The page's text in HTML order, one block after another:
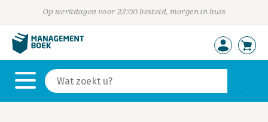
Op werkdagen voor 23:00 besteld, morgen in huis